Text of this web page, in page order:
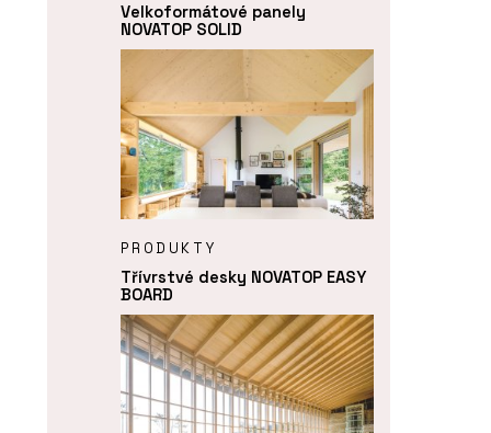
Velkoformátové panely
NOVATOP SOLID
PRODUKTY
Třívrstvé desky NOVATOP EASY
BOARD